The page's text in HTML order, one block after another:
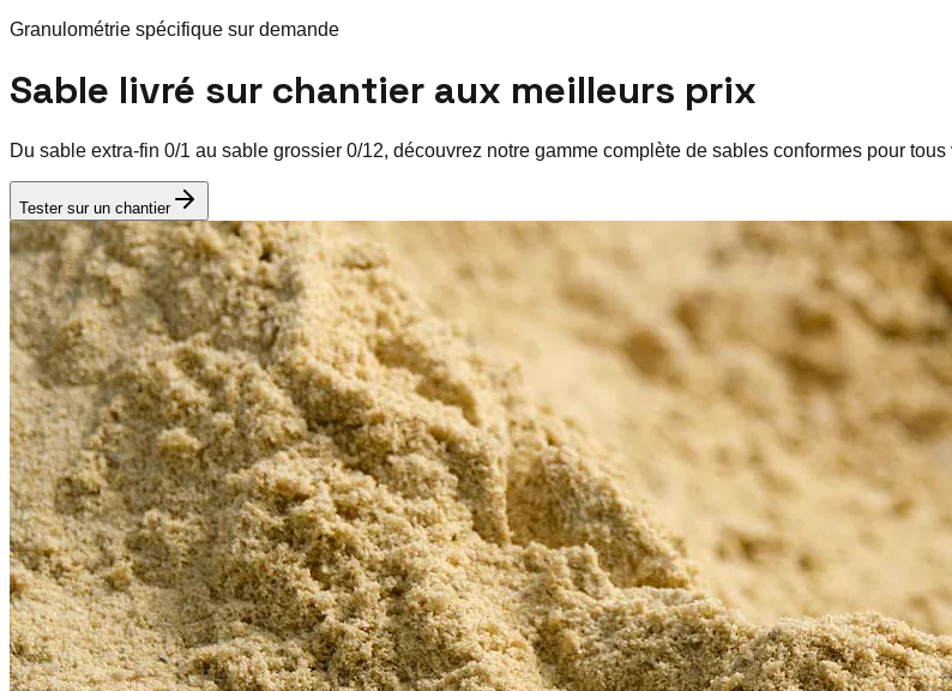
Granulométrie spécifique sur demande
Sable livré sur chantier aux meilleurs prix
Du sable extra-fin 0/1 au sable grossier 0/12, découvrez notre gamme complète de sables conformes pour
Tester sur un chantier